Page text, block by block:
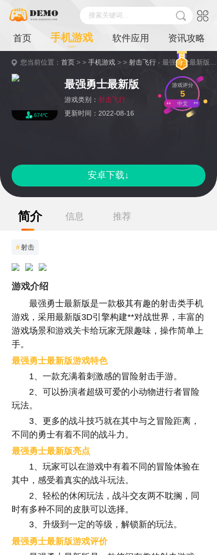
搜索关键词...
首页 手机游戏 软件应用 资讯攻略
您当前位置：首页 > >手机游戏 > >射击飞行 - 最强勇士最新版详情
674℃
最强勇士最新版
游戏类别： 射击飞行
更新时间：2022-08-16
游戏评分
5
中文
安卓下载↓
简介 信息 推荐
#射击
游戏介绍
最强勇士最新版是一款极其有趣的射击类手机
游戏，采用最新版3D引擎构建**对战世界，丰富的
游戏场景和游戏关卡给玩家无限趣味，操作简单上
手。
最强勇士最新版游戏特色
1、一款充满着刺激感的冒险射击手游。
2、可以扮演者超级可爱的小动物进行者冒险
玩法。
3、更多的战斗技巧就在其中与之冒险距离，
不同的勇士有着不同的战斗力。
最强勇士最新版亮点
1、玩家可以在游戏中有着不同的冒险体验在
其中，感受着真实的战斗玩法。
2、轻松的休闲玩法，战斗交友两不耽搁，同
时有多种不同的皮肤可以选择。
3、升级到一定的等级，解锁新的玩法。
最强勇士最新版游戏评价